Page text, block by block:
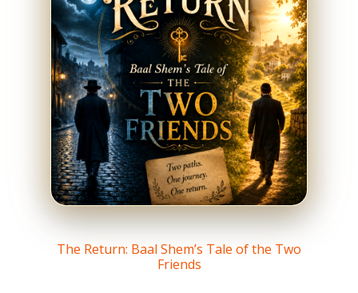
The Return: Baal Shem’s Tale of the Two
Friends